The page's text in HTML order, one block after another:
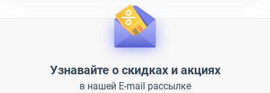
Узнавайте о скидках и акциях
в нашей E-mail рассылке